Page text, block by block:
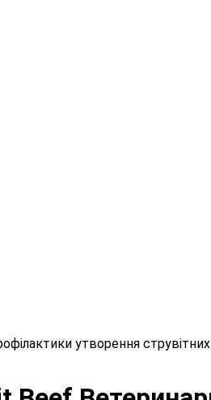
утворення струвітних